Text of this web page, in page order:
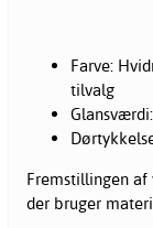
Farve:
tilvalg
Fremstillingen
der bruger